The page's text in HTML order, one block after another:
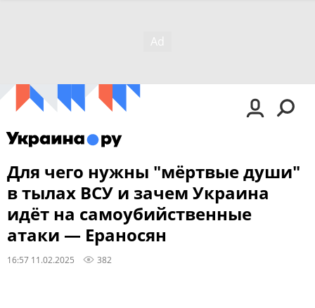
Для чего нужны "мёртвые души"
в тылах ВСУ и зачем Украина
идёт на самоубийственные
атаки — Ераносян
16:57 11.02.2025 382